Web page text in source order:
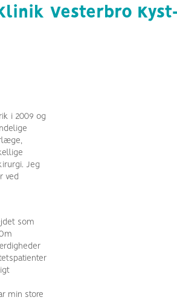
Vesterbro
i 2009 og
Jeg
ved
som
min store